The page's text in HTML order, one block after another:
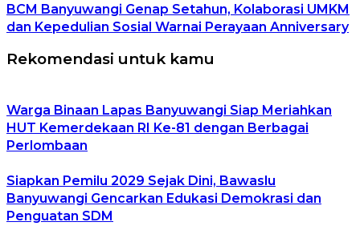
BCM Banyuwangi Genap Setahun, Kolaborasi UMKM
dan Kepedulian Sosial Warnai Perayaan Anniversary
Rekomendasi untuk kamu
Warga Binaan Lapas Banyuwangi Siap Meriahkan
HUT Kemerdekaan RI Ke-81 dengan Berbagai
Perlombaan
Siapkan Pemilu 2029 Sejak Dini, Bawaslu
Banyuwangi Gencarkan Edukasi Demokrasi dan
Penguatan SDM